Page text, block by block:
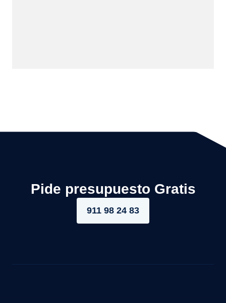
Pide presupuesto Gratis
911 98 24 83